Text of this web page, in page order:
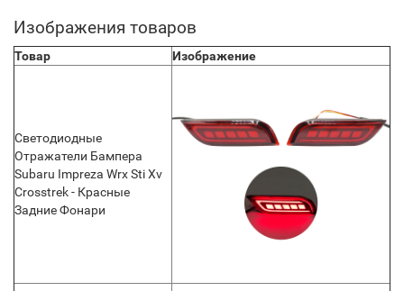
Изображения товаров
Товар Изображение
Светодиодные
Отражатели Бампера
Subaru Impreza Wrx Sti Xv
Crosstrek - Красные
Задние Фонари